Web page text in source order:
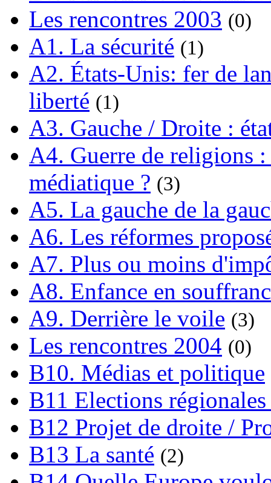
Les rencontres 2003 (0)
A1. La sécurité (1)
A2. États-Unis: fer de
liberté (1)
A3. Gauche / Droite :
A4. Guerre de religions
médiatique ? (3)
A5. La gauche de la
A6. Les réformes
A7. Plus ou moins
A8. Enfance en
A9. Derrière le voile (3)
Les rencontres 2004 (0)
B10. Médias et politique
B11 Elections régionales
B12 Projet de droite /
B13 La santé (2)